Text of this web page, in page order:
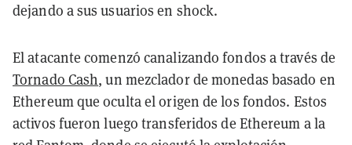
dejando a sus usuarios en shock.
El atacante comenzó canalizando fondos a través de
Tornado Cash, un mezclador de monedas basado en
Ethereum que oculta el origen de los fondos. Estos
activos fueron luego transferidos de Ethereum a la